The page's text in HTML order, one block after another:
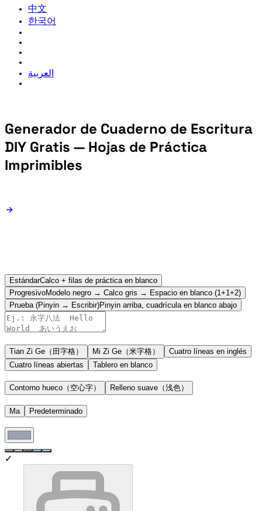
中文
한국어
العربية
Generador de Cuaderno de Escritura
DIY Gratis — Hojas de Práctica
Imprimibles
EstándarCalco + filas de práctica en blanco
ProgresivoModelo negro → Calco gris → Espacio en blanco (1+1+2)
Prueba (Pinyin → Escribir)Pinyin arriba, cuadrícula en blanco abajo
Tian Zi Ge（田字格） Mi Zi Ge（米字格）
Cuatro líneas en inglés
Cuatro líneas abiertas
Tablero en blanco
Contorno hueco（空心字） Relleno suave（浅色）
Ma Predeterminado
✓